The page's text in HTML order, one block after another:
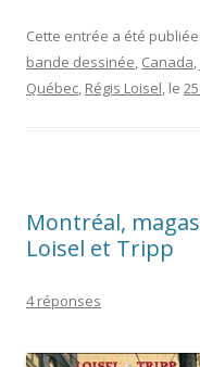
Cette entrée a été
bande dessinée, Canada,
Québec, Régis Loisel, le
Montréal,
Loisel et Tripp
4 réponses